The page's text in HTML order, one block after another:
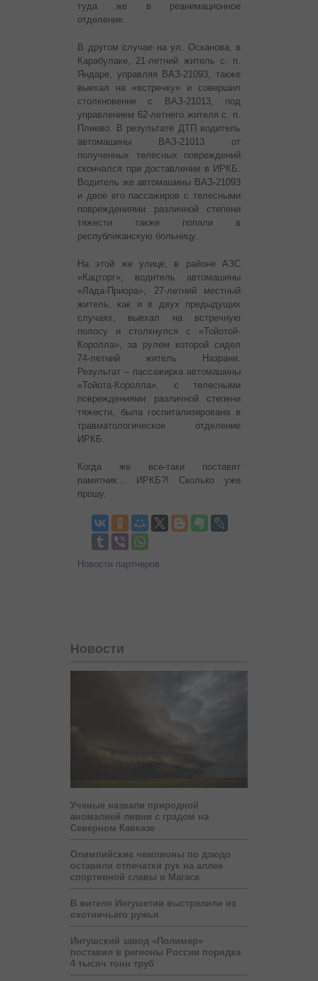
туда же в реанимационное
отделение.
В другом случае на ул. Осканова, в
Карабулаке, 21-летний житель с. п.
Яндаре, управляя ВАЗ-21093, также
выехал на «встречку» и совершил
столкновение с ВАЗ-21013, под
управлением 62-летнего жителя с. п.
Плиево. В результате ДТП водитель
автомашины ВАЗ-21013 от
полученных телесных повреждений
скончался при доставлении в ИРКБ.
Водитель же автомашины ВАЗ-21093
и двое его пассажиров с телесными
повреждениями различной степени
тяжести также попали в
республиканскую больницу.
На этой же улице, в районе АЗС
«Кацторг», водитель автомашины
«Лада-Приора», 27-летний местный
житель, как и в двух предыдущих
случаях, выехал на встречную
полосу и столкнулся с «Тойотой-
Королла», за рулем которой сидел
74-летний житель Назрани.
Результат – пассажирка автомашины
«Тойота-Королла», с телесными
повреждениями различной степени
тяжести, была госпитализирована в
травматологическое отделение
ИРКБ.
Когда же все-таки поставят
памятник… ИРКБ?! Сколько уже
прошу.
Новости партнеров
Новости
Ученые назвали природной
аномалией ливни с градом на
Северном Кавказе
Олимпийские чемпионы по дзюдо
оставили отпечатки рук на аллее
спортивной славы в Магасе
В жителя Ингушетии выстрелили из
охотничьего ружья
Ингушский завод «Полимер»
поставил в регионы России порядка
4 тысяч тонн труб